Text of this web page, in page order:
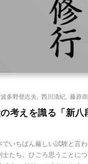
波多野登志夫 ,西川清紀 ,藤原
考えを識る「新八
でいちばん厳しい試験と言
士たち。ひごろ思うことに